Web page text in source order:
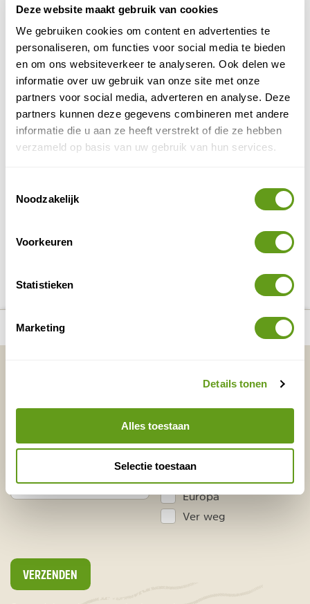
Deze website maakt gebruik van cookies
We gebruiken cookies om content en advertenties te
personaliseren, om functies voor social media te bieden
en om ons websiteverkeer te analyseren. Ook delen we
informatie over uw gebruik van onze site met onze
partners voor social media, adverteren en analyse. Deze
partners kunnen deze gegevens combineren met andere
informatie die u aan ze heeft verstrekt of die ze hebben
verzameld op basis van uw gebruik van hun services.
Noodzakelijk
Voorkeuren
Statistieken
Marketing
Details tonen
Alles toestaan
Selectie toestaan
bekijk alle bijzondere overnachtingen.
BEKIJK
Voigt Travel - Iisakki Glass Village
Individuele reis
geniet vanuit je bed van het noorderlicht! Toch
Bekijk alle reizen naar Winter in Ruka Bekijk kaart
Europa
Ver weg
VERZENDEN